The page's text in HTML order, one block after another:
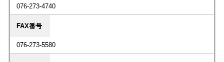
076-273-4740
FAX番号
076-273-5580